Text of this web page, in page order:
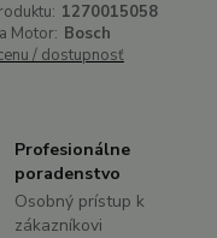
1270015058
Motor: Bosch
/ dostupnosť
Profesionálne
poradenstvo
Osobný prístup k
zákazníkovi